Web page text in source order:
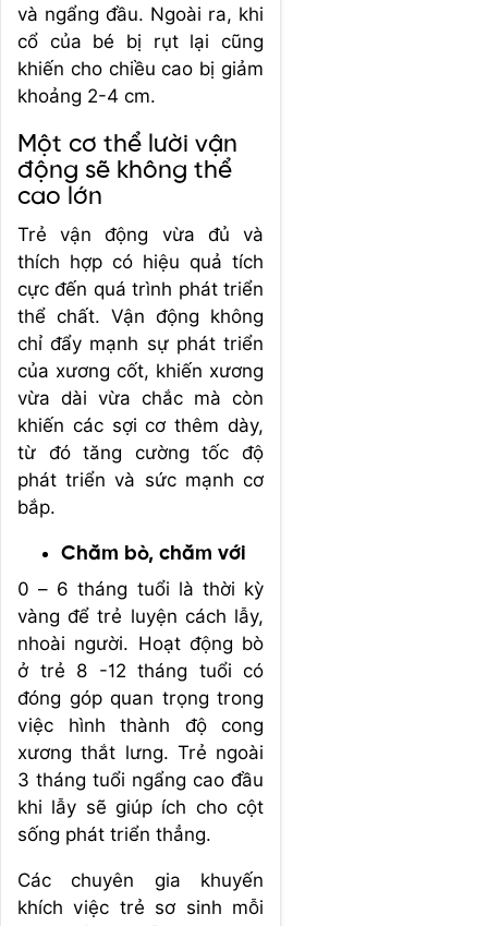
và ngẩng đầu. Ngoài ra, khi
cổ của bé bị rụt lại cũng
khiến cho chiều cao bị giảm
khoảng 2-4 cm.
Một cơ thể lười vận
động sẽ không thể
cao lớn
Trẻ vận động vừa đủ và
thích hợp có hiệu quả tích
cực đến quá trình phát triển
thể chất. Vận động không
chỉ đẩy mạnh sự phát triển
của xương cốt, khiến xương
vừa dài vừa chắc mà còn
khiến các sợi cơ thêm dày,
từ đó tăng cường tốc độ
phát triển và sức mạnh cơ
bắp.
Chăm bò, chăm với
0 – 6 tháng tuổi là thời kỳ
vàng để trẻ luyện cách lẫy,
nhoài người. Hoạt động bò
ở trẻ 8 -12 tháng tuổi có
đóng góp quan trọng trong
việc hình thành độ cong
xương thắt lưng. Trẻ ngoài
3 tháng tuổi ngẩng cao đầu
khi lẫy sẽ giúp ích cho cột
sống phát triển thẳng.
Các chuyên gia khuyến
khích việc trẻ sơ sinh mỗi